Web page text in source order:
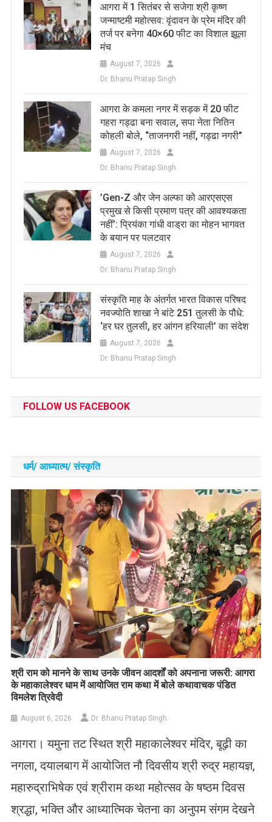
आगरा में 1 सितंबर से सजेगा श्री कृष्ण
जन्माष्टमी महोत्सव: वृंदावन के प्रेम मंदिर की
तर्ज पर बनेगा 40×60 फीट का विशाल झूला
मंच
August 7, 2026
Dr. Bhanu Pratap Singh
आगरा के कमला नगर में सड़क में 20 फीट
गहरा गड्ढा बना सवाल, सपा नेता नितिन
कोहली बोले, “ताजनगरी नहीं, गड्ढा नगरी”
August 7, 2026
Dr. Bhanu Pratap Singh
​’Gen-Z और जेन अल्फा को आरएसएस
प्रमुख से किसी प्रमाण पत्र की आवश्यकता
नहीं’: प्रियंका गांधी वाड्रा का मोहन भागवत
के बयान पर पलटवार
August 7, 2026
Dr. Bhanu Pratap Singh
संस्कृति माह के अंतर्गत भारत विकास परिषद
नवज्योति शाखा ने बांटे 251 तुलसी के पौधे:
‘हर घर तुलसी, हर आंगन हरियाली’ का संदेश
August 7, 2026
Dr. Bhanu Pratap Singh
FOLLOW US FACEBOOK
धर्म/ आध्‍यात्‍म/ संस्‍कृति
​श्री राम को मानने के साथ उनके जीवन आदर्शों को अपनाना जरूरी: आगरा
के महाकालेश्वर धाम में आयोजित राम कथा में बोले कथावाचक पंडित
विमलेश त्रिवेदी
August 6, 2026 Dr. Bhanu Pratap Singh
आगरा। यमुना तट स्थित श्री महाकालेश्वर मंदिर, बूढ़ी का
नगला, दयालबाग में आयोजित नौ दिवसीय श्री रुद्र महायज्ञ,
महारुद्राभिषेक एवं श्रीराम कथा महोत्सव के षष्ठम दिवस
श्रद्धा, भक्ति और आध्यात्मिक चेतना का अनुपम संगम देखने